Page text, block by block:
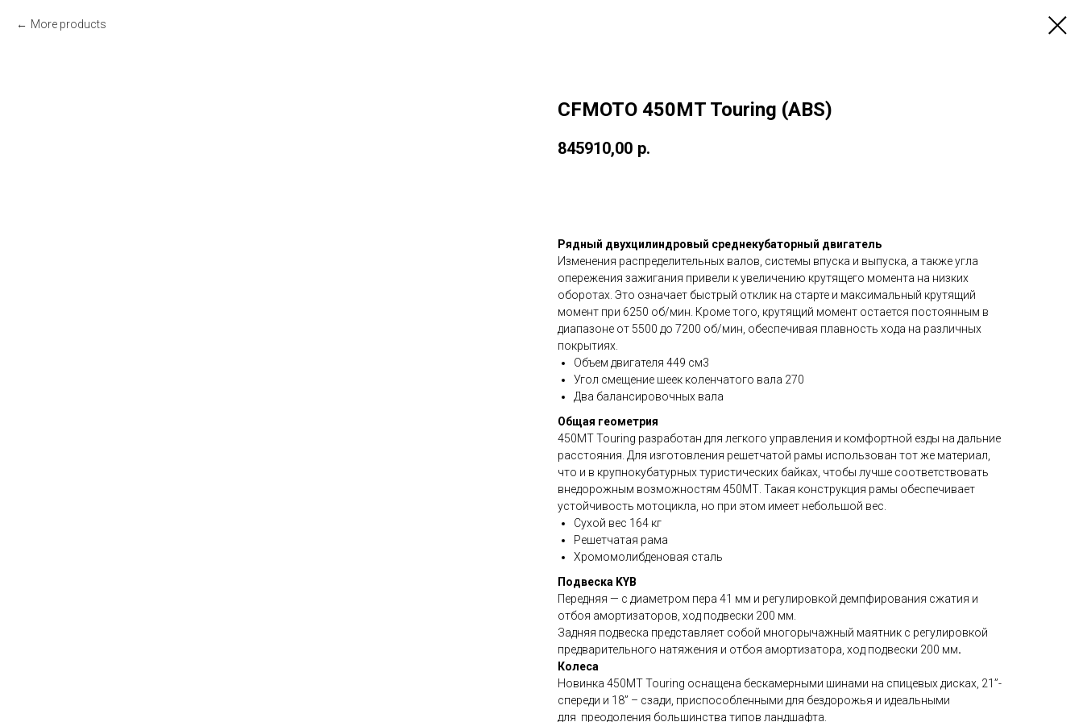
More products
CFMOTO 450MT Touring (ABS)
845910,00 р.
Рядный двухцилиндровый среднекубаторный двигатель
Изменения распределительных валов, системы впуска и выпуска, а также угла
опережения зажигания привели к увеличению крутящего момента на низких
оборотах. Это означает быстрый отклик на старте и максимальный крутящий
момент при 6250 об/мин. Кроме того, крутящий момент остается постоянным в
диапазоне от 5500 до 7200 об/мин, обеспечивая плавность хода на различных
покрытиях.
Объем двигателя 449 см3
Угол смещение шеек коленчатого вала 270
Два балансировочных вала
Общая геометрия
450MT Touring разработан для легкого управления и комфортной езды на дальние
расстояния. Для изготовления решетчатой рамы использован тот же материал,
что и в крупнокубатурных туристических байках, чтобы лучше соответствовать
внедорожным возможностям 450МТ. Такая конструкция рамы обеспечивает
устойчивость мотоцикла, но при этом имеет небольшой вес.
Сухой вес 164 кг
Решетчатая рама
Хромомолибденовая сталь
Подвеска KYB
Передняя — с диаметром пера 41 мм и регулировкой демпфирования сжатия и
отбоя амортизаторов, ход подвески 200 мм.
Задняя подвеска представляет собой многорычажный маятник с регулировкой
предварительного натяжения и отбоя амортизатора, ход подвески 200 мм.
Колеса
Новинка 450MT Touring оснащена бескамерными шинами на спицевых дисках, 21”-
спереди и 18” – сзади, приспособленными для бездорожья и идеальными
для преодоления большинства типов ландшафта.